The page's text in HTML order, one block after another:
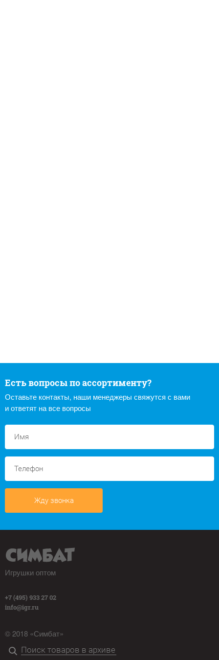
Есть вопросы по ассортименту?
Оставьте контакты, наши менеджеры свяжутся с вами
и ответят на все вопросы
Жду звонка
Игрушки оптом
+7 (495) 933 27 02
info@igr.ru
© 2018 «Симбат»